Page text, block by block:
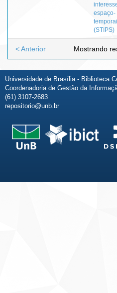
espaço-
(STIPS)
Mostrando
< Anterior
Universidade de Brasília - Biblioteca
Coordenadoria de Gestão da
(61) 3107-2683
repositorio@unb.br